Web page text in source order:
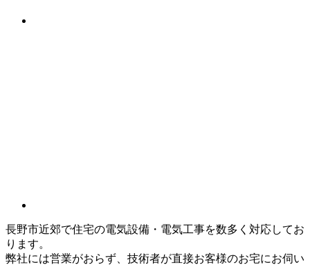
長野市近郊で住宅の電気設備・電気工事を数多く対応してお
ります。
弊社には営業がおらず、技術者が直接お客様のお宅にお伺い